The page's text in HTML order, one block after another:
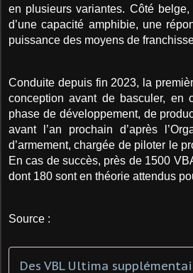
en plusieurs variantes. Côté
d’une capacité amphibie, une
puissance des moyens de
Conduite depuis fin 2023, la
conception avant de basculer, en
phase de développement, de
avant l’an prochain d’après
d’armement, chargée de piloter le
En cas de succès, près de 1500
dont 180 sont en théorie attendus
Source :